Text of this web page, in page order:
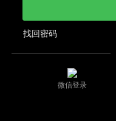
找回密码
微信登录